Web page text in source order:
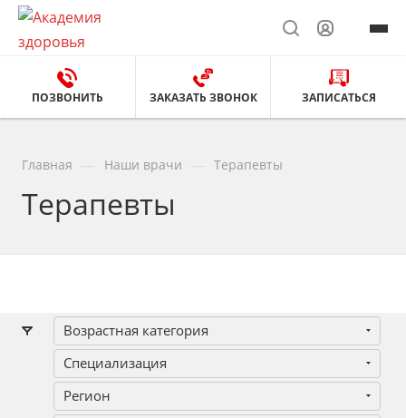
ПОЗВОНИТЬ ЗАКАЗАТЬ ЗВОНОК ЗАПИСАТЬСЯ
Главная Наши врачи Терапевты
Терапевты
Возрастная категория
Специализация
Регион